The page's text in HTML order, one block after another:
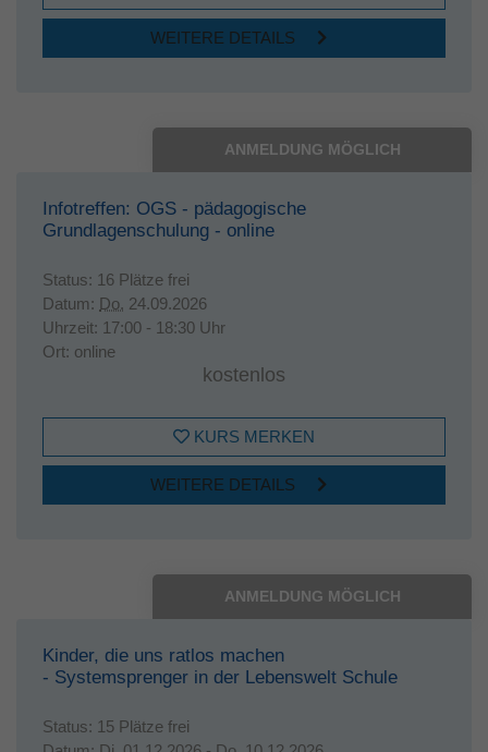
WEITERE DETAILS
ANMELDUNG MÖGLICH
Infotreffen: OGS - pädagogische
Grundlagenschulung - online
Status: 16 Plätze frei
Datum: Do. 24.09.2026
Uhrzeit: 17:00 - 18:30 Uhr
Ort: online
kostenlos
KURS MERKEN
WEITERE DETAILS
ANMELDUNG MÖGLICH
Kinder, die uns ratlos machen
- Systemsprenger in der Lebenswelt Schule
Status: 15 Plätze frei